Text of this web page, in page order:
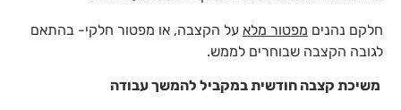
חלקם נהנים מפטור מלא על הקצבה, או מפטור חלקי- בהתאם
לגובה הקצבה שבוחרים לממש.
משיכת קצבה חודשית במקביל להמשך עבודה